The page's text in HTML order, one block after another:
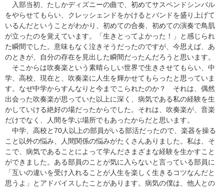
入部当初、たしかディズニーの曲で、初めてサスペンドシンバル
をやらせてもらい、クレッシェンドをかけるとバンドを盛り上げて
いるんだということがわかり、初めての合奏、初めての演奏で鳥肌
が立ったのを覚えています。「生きとってよかった！」と感じられ
た瞬間でした。意味もなく泣きそうだったのですが、今思えば、あ
のときが、自分の存在を見出した瞬間だったんだろうと思います。
そこからは吹奏楽という素晴らしい世界で生きさせてもらい、中
学、高校、現在と、吹奏楽に人生を輝かせてもらったと思っていま
す。なぜ中学からすんなりと今までこられたのか？ それは、偶然
出会った吹奏楽が思っていた以上に深く、病気である私の経験を生
かしていける絶好の場だったからでした。それは、吹奏楽が、音楽
だけでなく、人間を学ぶ場所でもあったからだと思います。
中学、高校と70人以上の部員がいる部活だったので、楽器を操る
こと以外の悩み、人間関係の悩みがたくさんありました。私は、そ
こで、病気であることによって学んださまざまな経験を生かすこと
ができました。ある部員のことが気に入らないと言っている部員に
「互いの違いを受け入れることが人生を楽しく生きるコツなんだと
思うよ」とアドバイスしたことがあります。病気の僕は、他人との